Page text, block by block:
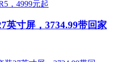
英寸屏，3734.99带回家